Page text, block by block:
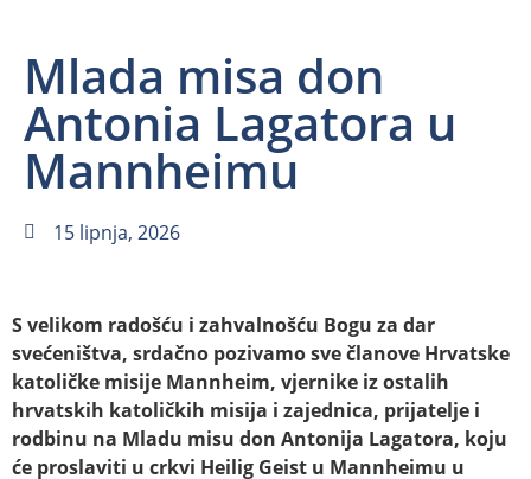
Mlada misa don
Antonia Lagatora u
Mannheimu
15 lipnja, 2026
S velikom radošću i zahvalnošću Bogu za dar
svećeništva, srdačno pozivamo sve članove Hrvatske
katoličke misije Mannheim, vjernike iz ostalih
hrvatskih katoličkih misija i zajednica, prijatelje i
rodbinu na Mladu misu don Antonija Lagatora, koju
će proslaviti u crkvi Heilig Geist u Mannheimu u